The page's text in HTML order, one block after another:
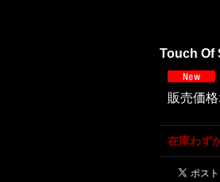
Touch Of
販売価格:
在庫わず